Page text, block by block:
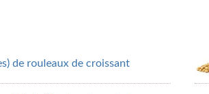
de rouleaux de croissant